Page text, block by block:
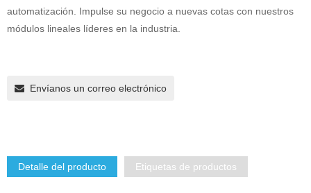
automatización. Impulse su negocio a nuevas cotas con nuestros
módulos lineales líderes en la industria.
Envíanos un correo electrónico
Detalle del producto Etiquetas de productos